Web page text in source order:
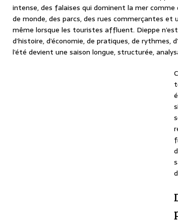
intense, des falaises qui dominent la mer
de monde, des parcs, des rues commerçantes et
même lorsque les touristes affluent. Dieppe
d’histoire, d’économie, de pratiques, de
l’été devient une saison longue, structurée,